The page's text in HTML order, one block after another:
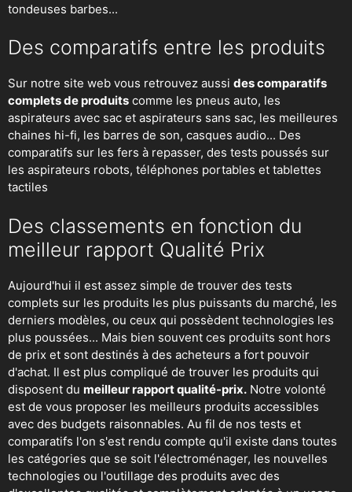
tondeuses barbes...
Des comparatifs entre les produits
Sur notre site web vous retrouvez aussi des comparatifs
complets de produits comme les pneus auto, les
aspirateurs avec sac et aspirateurs sans sac, les meilleures
chaines hi-fi, les barres de son, casques audio... Des
comparatifs sur les fers à repasser, des tests poussés sur
les aspirateurs robots, téléphones portables et tablettes
tactiles
Des classements en fonction du
meilleur rapport Qualité Prix
Aujourd'hui il est assez simple de trouver des tests
complets sur les produits les plus puissants du marché, les
derniers modèles, ou ceux qui possèdent technologies les
plus poussées... Mais bien souvent ces produits sont hors
de prix et sont destinés à des acheteurs a fort pouvoir
d'achat. Il est plus compliqué de trouver les produits qui
disposent du meilleur rapport qualité-prix. Notre volonté
est de vous proposer les meilleurs produits accessibles
avec des budgets raisonnables. Au fil de nos tests et
comparatifs l'on s'est rendu compte qu'il existe dans toutes
les catégories que se soit l'électroménager, les nouvelles
technologies ou l'outillage des produits avec des